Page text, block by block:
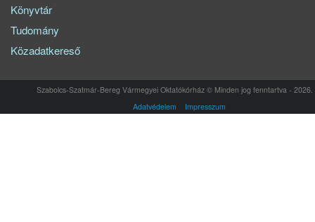
Könyvtár
Tudomány
Közadatkereső
Szabolcs-Szatmár-Bereg Vármegyei Oktatókórház © Minden jog fenntartva - 2026.
Adatvédelem
Impresszum